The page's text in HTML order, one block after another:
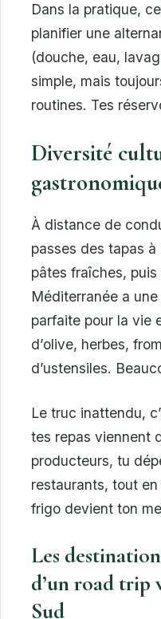
Dans la pratique,
planifier une
(douche, eau,
simple, mais
routines. Tes
Diversité
À distance de
passes des tapas
pâtes fraîches,
Méditerranée a
parfaite pour la vie
d’olive, herbes,
d’ustensiles.
Le truc inattendu,
tes repas viennent
producteurs, tu
restaurants, tout
frigo devient ton
Les
d’un road trip
Sud